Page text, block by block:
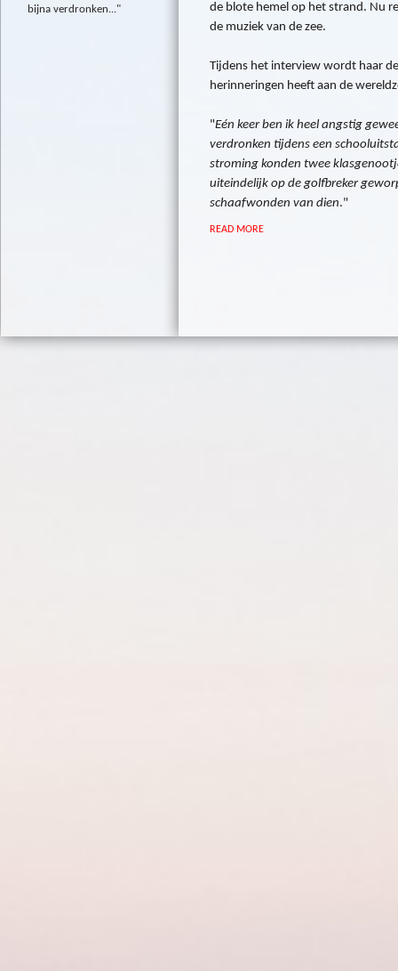
bijna verdronken..."
de blote hemel op het strand. Nu
de muziek van de zee.
Tijdens het interview wordt haar
herinneringen heeft aan de
"Eén keer ben ik heel angstig
verdronken tijdens een
stroming konden twee
uiteindelijk op de golfbreker
schaafwonden van dien."
READ MORE